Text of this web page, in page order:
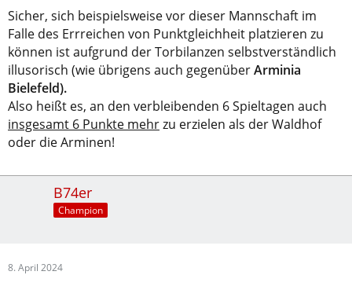
Sicher, sich beispielsweise vor dieser Mannschaft im
Falle des Errreichen von Punktgleichheit platzieren zu
können ist aufgrund der Torbilanzen selbstverständlich
illusorisch (wie übrigens auch gegenüberArminia
Bielefeld).
Also heißt es, an den verbleibenden 6 Spieltagen auch
insgesamt 6 Punkte mehrzu erzielen als der Waldhof
oder die Arminen!
B74er
Champion
8. April 2024